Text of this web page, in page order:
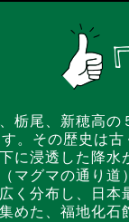
栃尾、新穂高
。その歴史は
に浸透した降
マグマの通り
く分布し、日本
めた、福地化石